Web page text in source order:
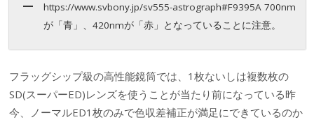
https://www.svbony.jp/sv555-astrograph#F9395A 700nm
が「青」、420nmが「赤」となっていることに注意。
フラッグシップ級の高性能鏡筒では、1枚ないしは複数枚の
SD(スーパーED)レンズを使うことが当たり前になっている昨
今、ノーマルED1枚のみで色収差補正が満足にできているのか